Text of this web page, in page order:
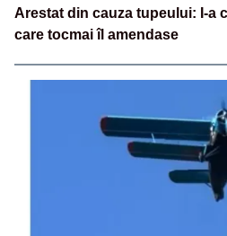
Arestat din cauza tupeului: I-a
care tocmai îl amendase